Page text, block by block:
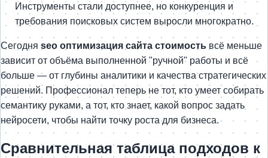
Инструменты стали доступнее, но конкуренция и
требования поисковых систем выросли многократно.
Сегодня seo оптимизация сайта стоимость всё меньше
зависит от объёма выполненной "ручной" работы и всё
больше — от глубины аналитики и качества стратегических
решений. Профессионал теперь не тот, кто умеет собирать
семантику руками, а тот, кто знает, какой вопрос задать
нейросети, чтобы найти точку роста для бизнеса.
Сравнительная таблица подходов к